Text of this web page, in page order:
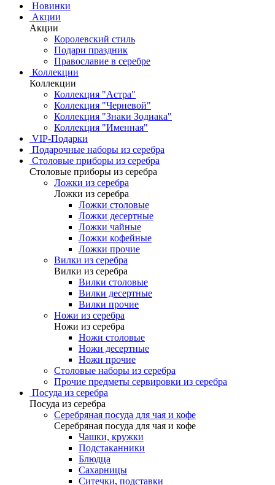
Новинки
Акции
Акции
Королевский стиль
Подари праздник
Православие в серебре
Коллекции
Коллекции
Коллекция "Астра"
Коллекция "Черневой"
Коллекция "Знаки Зодиака"
Коллекция "Именная"
VIP-Подарки
Подарочные наборы из серебра
Столовые приборы из серебра
Столовые приборы из серебра
Ложки из серебра
Ложки из серебра
Ложки столовые
Ложки десертные
Ложки чайные
Ложки кофейные
Ложки прочие
Вилки из серебра
Вилки из серебра
Вилки столовые
Вилки десертные
Вилки прочие
Ножи из серебра
Ножи из серебра
Ножи столовые
Ножи десертные
Ножи прочие
Столовые наборы из серебра
Прочие предметы сервировки из серебра
Посуда из серебра
Посуда из серебра
Серебряная посуда для чая и кофе
Серебряная посуда для чая и кофе
Чашки, кружки
Подстаканники
Блюдца
Сахарницы
Ситечки, подставки